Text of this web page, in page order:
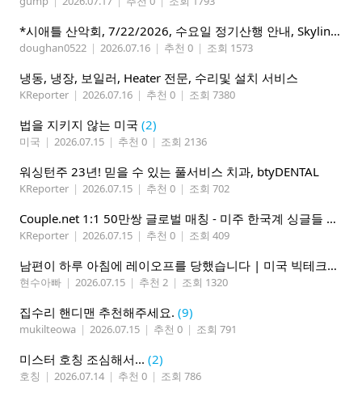
*시애틀 산악회, 7/22/2026, 수요일 정기산행 안내, Skyline Trail Loop(Mt. Rainier)*
doughan0522 | 2026.07.16 | 추천 0 | 조회 1573
냉동, 냉장, 보일러, Heater 전문, 수리및 설치 서비스
KReporter | 2026.07.16 | 추천 0 | 조회 7380
법을 지키지 않는 미국 (2)
미국 | 2026.07.15 | 추천 0 | 조회 2136
워싱턴주 23년! 믿을 수 있는 풀서비스 치과, btyDENTAL
KReporter | 2026.07.15 | 추천 0 | 조회 702
Couple.net 1:1 50만쌍 글로벌 매칭 - 미주 한국계 싱글들 모이세요
KReporter | 2026.07.15 | 추천 0 | 조회 409
남편이 하루 아침에 레이오프를 당했습니다 | 미국 빅테크의 현실
현수아빠 | 2026.07.15 | 추천 2 | 조회 1320
집수리 핸디맨 추천해주세요. (9)
mukilteowa | 2026.07.15 | 추천 0 | 조회 791
미스터 호칭 조심해서... (2)
호칭 | 2026.07.14 | 추천 0 | 조회 786